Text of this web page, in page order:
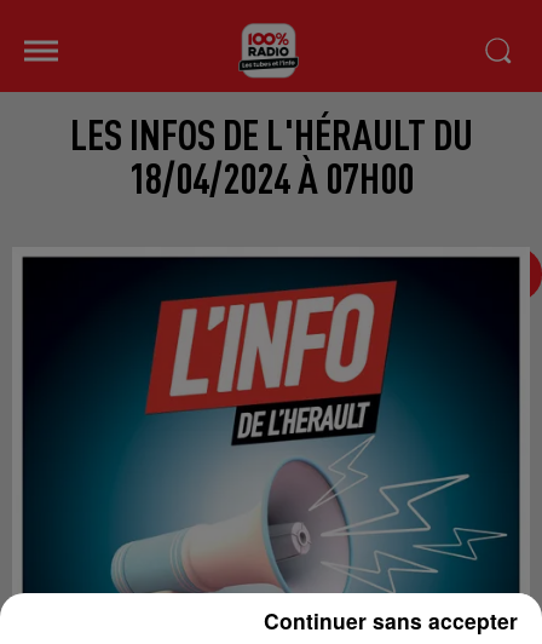
LES INFOS DE L'HÉRAULT DU
18/04/2024 À 07H00
Continuer sans accepter